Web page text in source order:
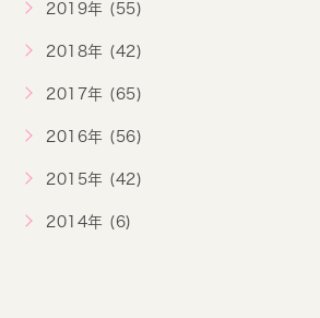
2019年 (55)
2018年 (42)
2017年 (65)
2016年 (56)
2015年 (42)
2014年 (6)